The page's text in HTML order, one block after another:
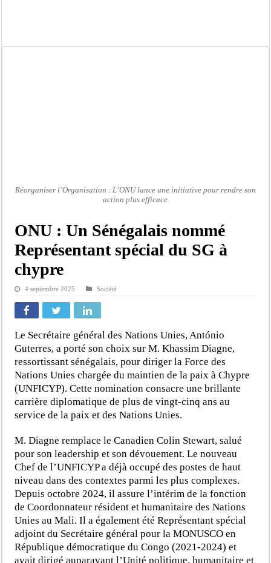
Réorganiser l’Organisation : L’ONU lance une initiative pour rendre son
action plus efficace
ONU : Un Sénégalais nommé
Représentant spécial du SG à
chypre
4 septembre 2025 Société
Le Secrétaire général des Nations Unies, António
Guterres, a porté son choix sur M. Khassim Diagne,
ressortissant sénégalais, pour diriger la Force des
Nations Unies chargée du maintien de la paix à Chypre
(UNFICYP). Cette nomination consacre une brillante
carrière diplomatique de plus de vingt-cinq ans au
service de la paix et des Nations Unies.
M. Diagne remplace le Canadien Colin Stewart, salué
pour son leadership et son dévouement. Le nouveau
Chef de l’UNFICYP a déjà occupé des postes de haut
niveau dans des contextes parmi les plus complexes.
Depuis octobre 2024, il assure l’intérim de la fonction
de Coordonnateur résident et humanitaire des Nations
Unies au Mali. Il a également été Représentant spécial
adjoint du Secrétaire général pour la MONUSCO en
République démocratique du Congo (2021-2024) et
avait dirigé auparavant l’Unité politique, humanitaire et